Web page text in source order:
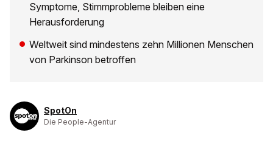
Symptome, Stimmprobleme bleiben eine
Herausforderung
Weltweit sind mindestens zehn Millionen Menschen
von Parkinson betroffen
SpotOn
Die People-Agentur